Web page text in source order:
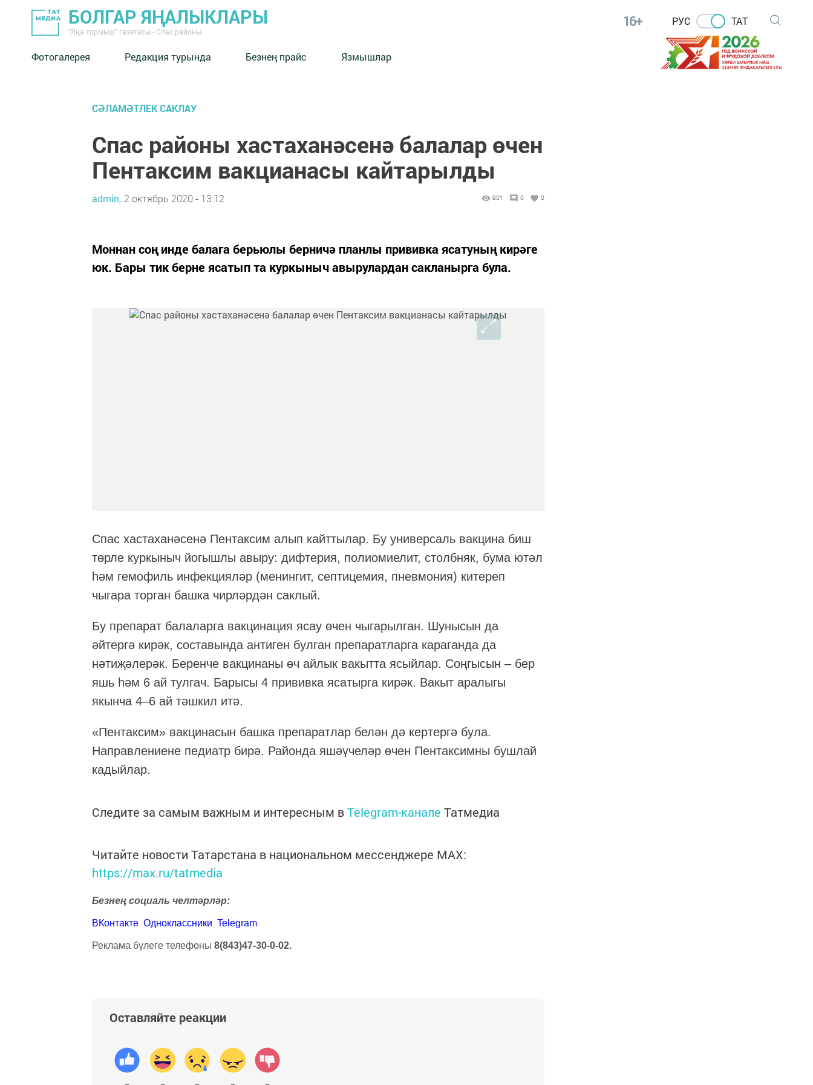
БОЛГАР ЯҢАЛЫКЛАРЫ
"Яңа тормыш" газетасы - Спас районы
16+ РУС ТАТ
Фотогалерея Редакция турында Безнең прайс Язмышлар
СӘЛАМӘТЛЕК САКЛАУ
Спас районы хастаханәсенә балалар өчен
Пентаксим вакцианасы кайтарылды
admin, 2 октябрь 2020 - 13:12 901 0 0
Моннан соң инде балага берьюлы берничә планлы прививка ясатуның кирәге
юк. Бары тик берне ясатып та куркыныч авырулардан сакланырга була.
Спас хастаханәсенә Пентаксим алып кайттылар. Бу универсаль вакцина биш
төрле куркыныч йогышлы авыру: дифтерия, полиомиелит, столбняк, бума ютәл
һәм гемофиль инфекцияләр (менингит, септицемия, пневмония) китереп
чыгара торган башка чирләрдән саклый.
Бу препарат балаларга вакцинация ясау өчен чыгарылган. Шунысын да
әйтергә кирәк, составында антиген булган препаратларга караганда да
нәтиҗәлерәк. Беренче вакцинаны өч айлык вакытта ясыйлар. Соңгысын – бер
яшь һәм 6 ай тулгач. Барысы 4 прививка ясатырга кирәк. Вакыт аралыгы
якынча 4–6 ай тәшкил итә.
«Пентаксим» вакцинасын башка препаратлар белән дә кертергә була.
Направлениене педиатр бирә. Районда яшәүчеләр өчен Пентаксимны бушлай
кадыйлар.
Следите за самым важным и интересным вTelegram-канале Татмедиа
Читайте новости Татарстана в национальном мессенджере MАХ:
https://max.ru/tatmedia
Безнең социаль челтәрләр:
ВКонтакте Одноклассники Telegram
Реклама бүлеге телефоны 8(843)47-30-0-02.
Оставляйте реакции